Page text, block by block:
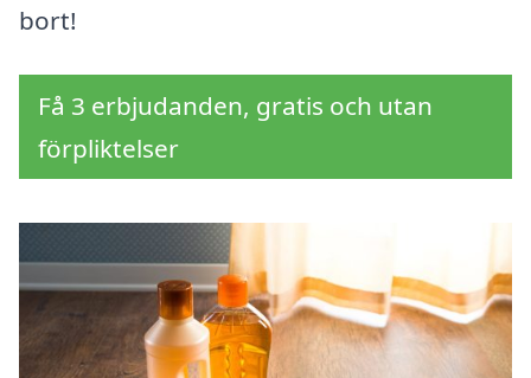
bort!
Få 3 erbjudanden, gratis och utan
förpliktelser